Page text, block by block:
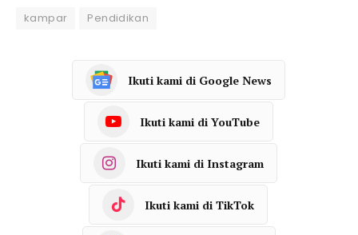
kampar Pendidikan
Ikuti kami di Google News
Ikuti kami di YouTube
Ikuti kami di Instagram
Ikuti kami di TikTok